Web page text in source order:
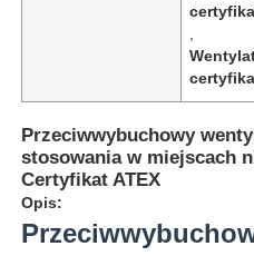
Przeciwwybuchowy
stosowania w miejscach
Certyfikat ATEX
Opis: